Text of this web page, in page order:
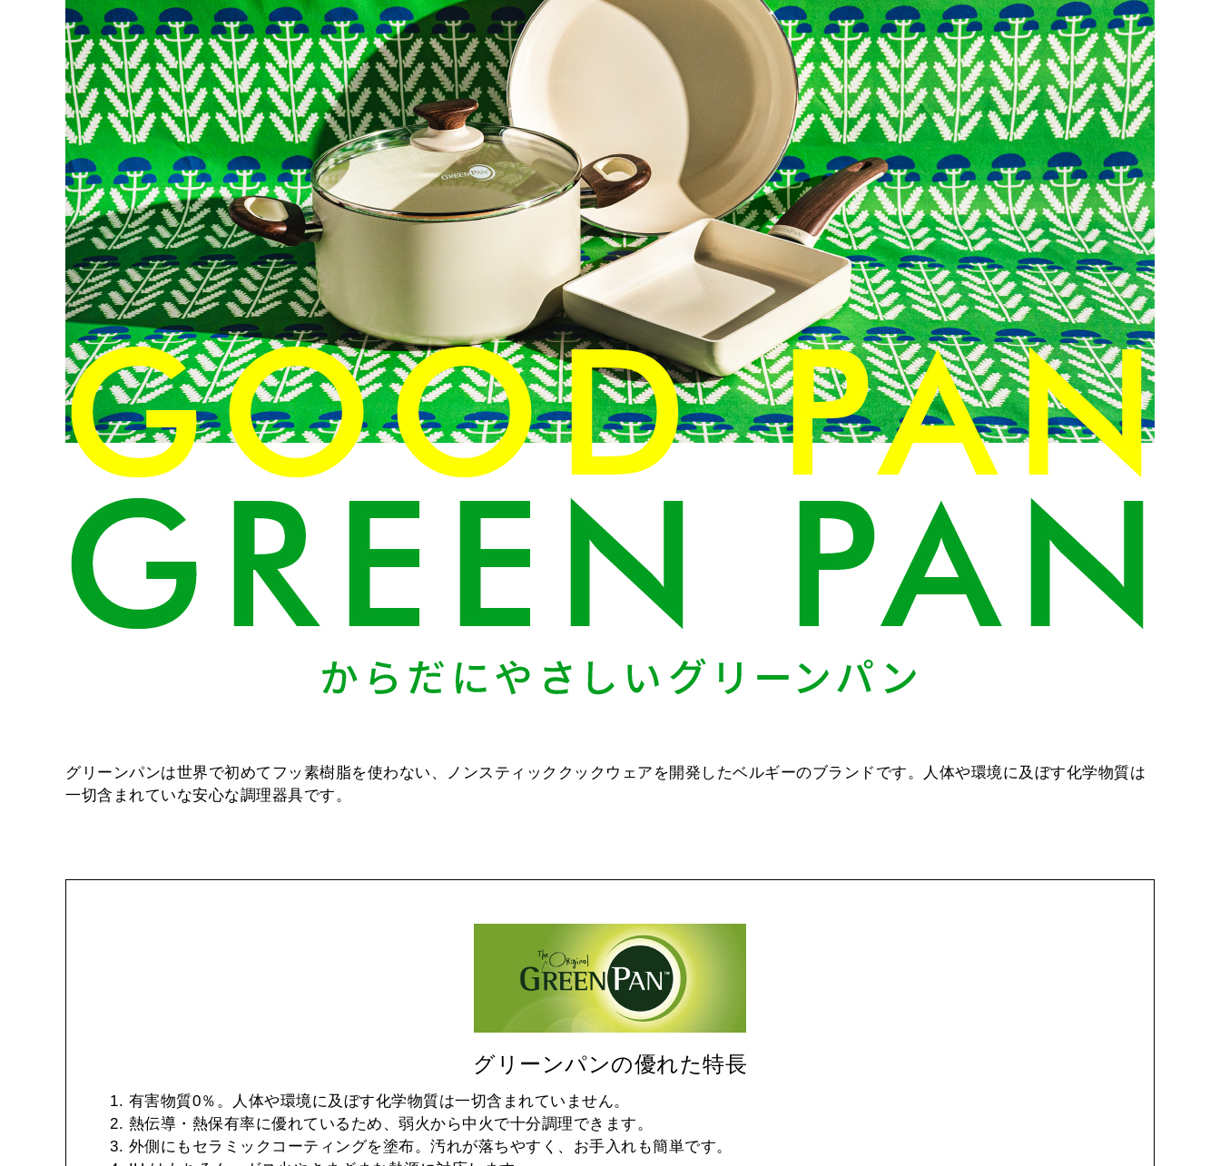
グリーンパンは世界で初めてフッ素樹脂を使わない、ノンスティッククックウェアを開発したベルギーのブランドです。人体や環境に及ぼす化学物質は
一切含まれていな安心な調理器具です。
グリーンパンの優れた特長
1. 有害物質0％。人体や環境に及ぼす化学物質は一切含まれていません。
2. 熱伝導・熱保有率に優れているため、弱火から中火で十分調理できます。
3. 外側にもセラミックコーティングを塗布。汚れが落ちやすく、お手入れも簡単です。